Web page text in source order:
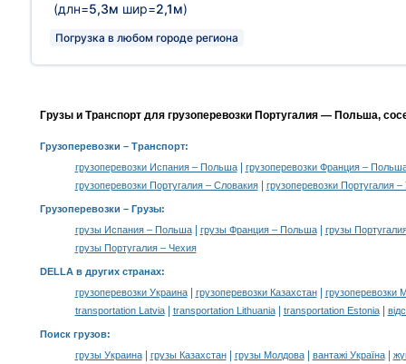
(длн=5,3м шир=2,1м)
Погрузка в любом городе региона
Грузы и Транспорт для грузоперевозки Португалия — Польша,
Грузоперевозки – Транспорт:
грузоперевозки Испания – Польша|
грузоперевозки Франция –
грузоперевозки Португалия – Словакия| грузоперевозки Португалия –
Грузоперевозки – Грузы:
грузы Испания – Польша| грузы Франция – Польша|
грузы
грузы Португалия – Чехия
DELLA в других странах:
грузоперевозки Украина| грузоперевозки Казахстан|
грузоперевозки
transportation Latvia| transportation Lithuania| transportation Estonia|
Поиск грузов:
грузы Украина| грузы Казахстан| грузы Молдова| вантажі Україна|